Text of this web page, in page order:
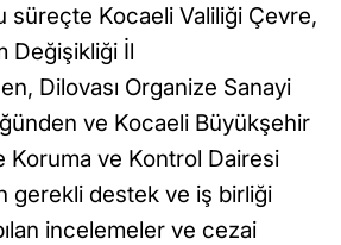
süreçte Kocaeli Valiliği Çevre,
Değişikliği İl
Dilovası Organize Sanayi
ve Kocaeli Büyükşehir
Koruma ve Kontrol Dairesi
gerekli destek ve iş birliği
incelemeler ve cezai